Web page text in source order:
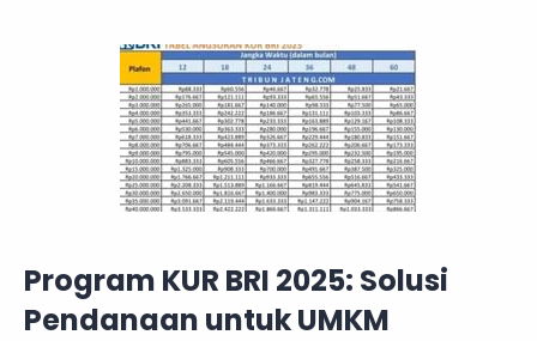
Program KUR BRI 2025: Solusi
Pendanaan untuk UMKM